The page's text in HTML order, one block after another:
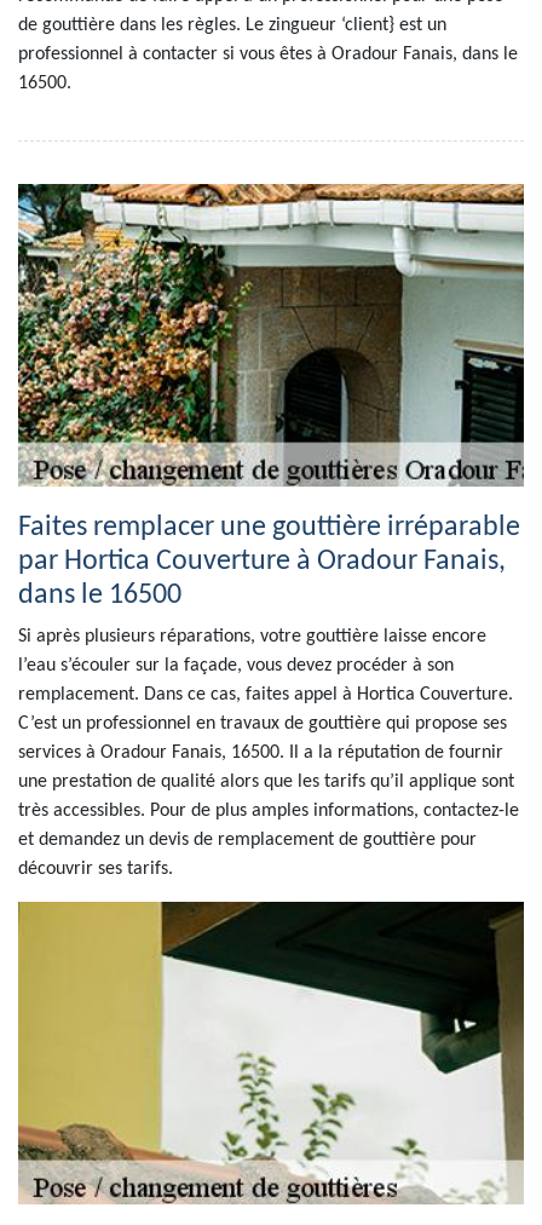
de gouttière dans les règles. Le zingueur ‘client} est un
professionnel à contacter si vous êtes à Oradour Fanais, dans le
16500.
Faites remplacer une gouttière irréparable
par Hortica Couverture à Oradour Fanais,
dans le 16500
Si après plusieurs réparations, votre gouttière laisse encore
l’eau s’écouler sur la façade, vous devez procéder à son
remplacement. Dans ce cas, faites appel à Hortica Couverture.
C’est un professionnel en travaux de gouttière qui propose ses
services à Oradour Fanais, 16500. Il a la réputation de fournir
une prestation de qualité alors que les tarifs qu’il applique sont
très accessibles. Pour de plus amples informations, contactez-le
et demandez un devis de remplacement de gouttière pour
découvrir ses tarifs.